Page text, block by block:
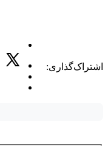
اشتراک‌گذاری: